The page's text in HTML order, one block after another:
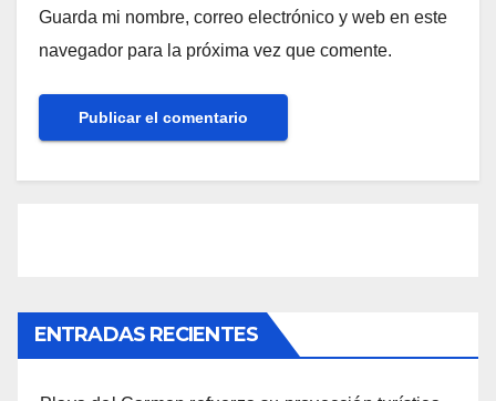
Guarda mi nombre, correo electrónico y web en este
navegador para la próxima vez que comente.
ENTRADAS RECIENTES